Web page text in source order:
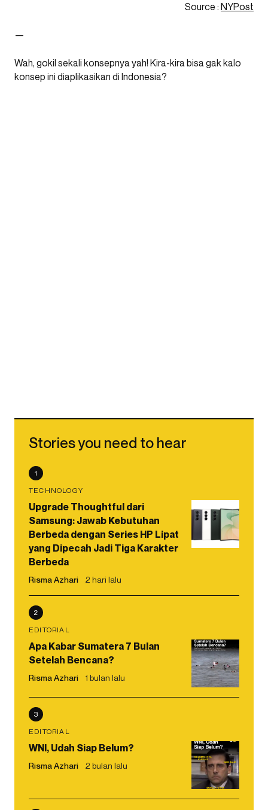
Source : NYPost
—
Wah, gokil sekali konsepnya yah! Kira-kira bisa gak kalo
konsep ini diaplikasikan di Indonesia?
Stories you need to hear
1
TECHNOLOGY
Upgrade Thoughtful dari
Samsung: Jawab Kebutuhan
Berbeda dengan Series HP Lipat
yang Dipecah Jadi Tiga Karakter
Berbeda
Risma Azhari 2 hari lalu
2
EDITORIAL
Apa Kabar Sumatera 7 Bulan
Setelah Bencana?
Risma Azhari 1 bulan lalu
3
EDITORIAL
WNI, Udah Siap Belum?
Risma Azhari 2 bulan lalu